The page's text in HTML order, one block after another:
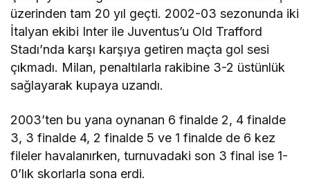
üzerinden tam 20 yıl geçti. 2002-03 sezonunda iki
İtalyan ekibi Inter ile Juventus’u Old Trafford
Stadı’nda karşı karşıya getiren maçta gol sesi
çıkmadı. Milan, penaltılarla rakibine 3-2 üstünlük
sağlayarak kupaya uzandı.
2003’ten bu yana oynanan 6 finalde 2, 4 finalde
3, 3 finalde 4, 2 finalde 5 ve 1 finalde de 6 kez
fileler havalanırken, turnuvadaki son 3 final ise 1-
0’lık skorlarla sona erdi.